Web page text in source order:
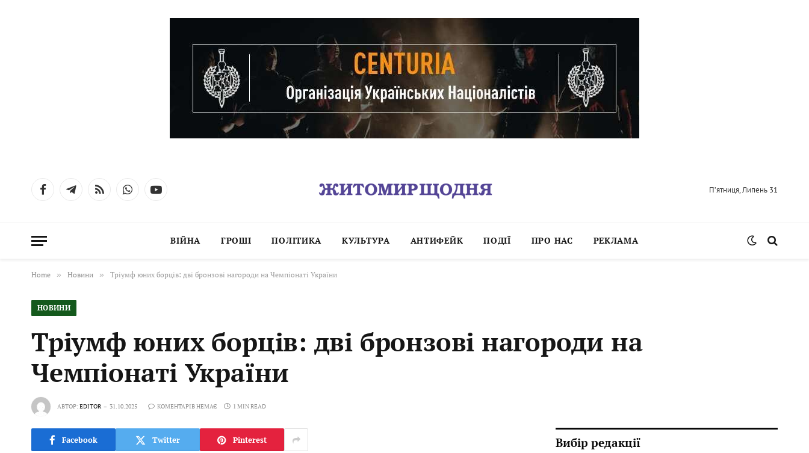
FacebookTelegramRSS WhatsAppYouTube П’ятниця, Липень 31
ВІЙНА ГРОШІ ПОЛІТИКА КУЛЬТУРА АНТИФЕЙК ПОДІЇ ПРО НАС РЕКЛАМА
Home » Новини » Тріумф юних борців: дві бронзові нагороди на Чемпіонаті України
НОВИНИ
Тріумф юних борців: дві бронзові нагороди на
Чемпіонаті України
АВТОР:EDITOR 31.10.2025 КОМЕНТАРІВ НЕМАЄ 1 MIN READ
Facebook Twitter Pinterest Вибір редакції